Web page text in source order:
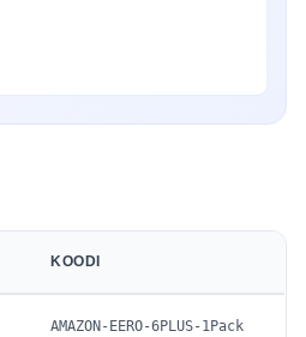
KOODI
AMAZON-EERO-6PLUS-1Pack